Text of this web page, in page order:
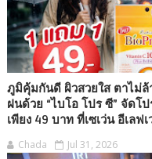
ภูมิคุ้มกันดี ผิวสวยใส ตาไม่ล้
ฝนด้วย “ไบโอ โปร ซี” จัด
เพียง 49 บาท ที่เซเว่น อีเลฟ
Chada Jul 31, 2026